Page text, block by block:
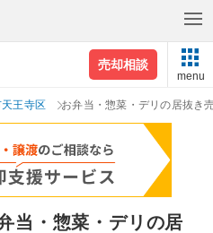
売却相談
menu
王寺区 お弁当・惣菜・デリの居抜き
当・惣菜・デリの居